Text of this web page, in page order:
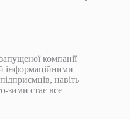
компанії
інформаційними
навіть
зими стає все